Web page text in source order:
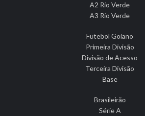
A2 Rio Verde
A3 Rio Verde
Futebol Goiano
Primeira Divisão
Divisão de Acesso
Terceira Divisão
Base
Brasileirão
Série A